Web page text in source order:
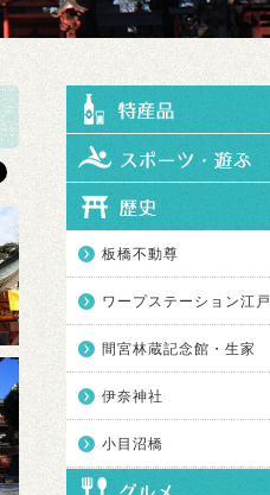
板橋不動尊
ワープステーション江戸
間宮林蔵記念館・生家
伊奈神社
小目沼橋